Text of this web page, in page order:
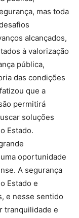
mas toda
alcançados,
à valorização
pública,
das condições
que a
permitirá
soluções
Estado.
oportunidade
A segurança
Estado e
e nesse sentido
tranquilidade e